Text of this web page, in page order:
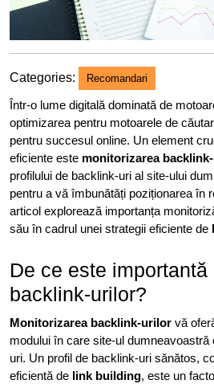
Categories: Recomandari
Într-o lume digitală dominată de
optimizarea pentru motoarele de
pentru succesul online. Un element
eficiente este monitorizarea
profilului de backlink-uri al site-ului
pentru a vă îmbunătăți poziționarea în
articol explorează importanța
său în cadrul unei strategii eficiente de
De ce este
backlink-urilor?
Monitorizarea backlink-urilor vă
modului în care site-ul
uri. Un profil de backlink-uri sănătos,
eficientă de link building, este un